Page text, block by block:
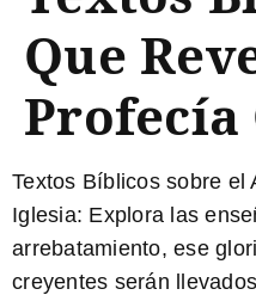
Que
Profecía
Textos Bíblicos sobre el
Iglesia: Explora las
arrebatamiento, ese
creyentes serán